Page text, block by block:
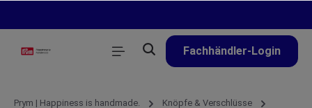
Fachhändler-Login
Prym | Happiness is handmade.
Knöpfe & Verschlüsse